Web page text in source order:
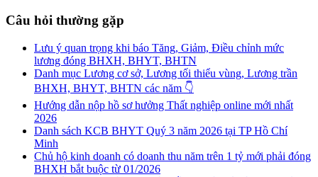
Câu hỏi thường gặp
Lưu ý quan trọng khi báo Tăng, Giảm, Điều chỉnh mức
lương đóng BHXH, BHYT, BHTN
Danh mục Lương cơ sở, Lương tối thiểu vùng, Lương trần
BHXH, BHYT, BHTN các năm 👇
Hướng dẫn nộp hồ sơ hưởng Thất nghiệp online mới nhất
2026
Danh sách KCB BHYT Quý 3 năm 2026 tại TP Hồ Chí
Minh
Chủ hộ kinh doanh có doanh thu năm trên 1 tỷ mới phải đóng
BHXH bắt buộc từ 01/2026